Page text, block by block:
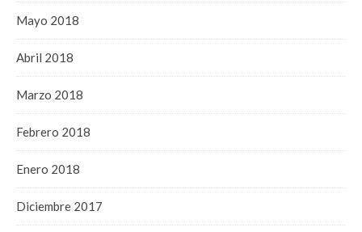
Mayo 2018
Abril 2018
Marzo 2018
Febrero 2018
Enero 2018
Diciembre 2017